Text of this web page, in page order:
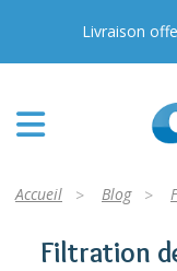
PFAS, TFA,
pour
Accueil Blog
Filtration